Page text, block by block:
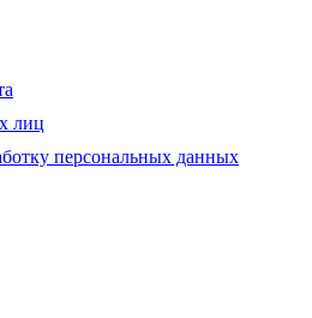
лиц
персональных данных